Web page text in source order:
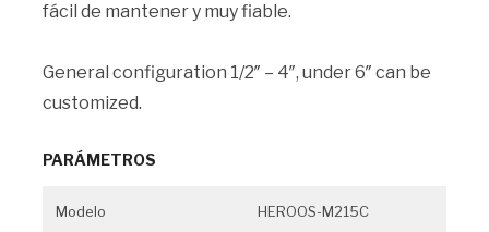
fácil de mantener y muy fiable.
General configuration 1/2″ – 4″, under 6″ can be
customized.
PARÁMETROS
Modelo HEROOS-M215C